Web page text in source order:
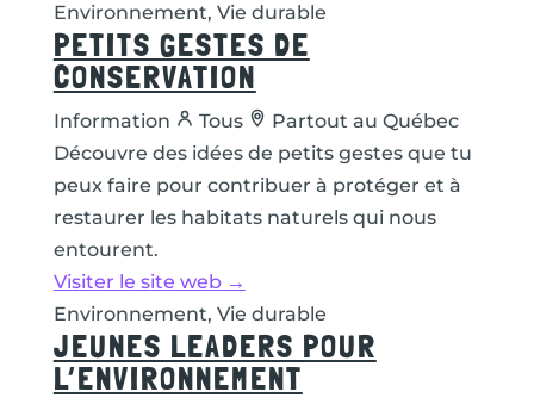
Environnement, Vie durable
PETITS GESTES DE
CONSERVATION
Information Tous
Partout au Québec
Découvre des idées de petits gestes que tu
peux faire pour contribuer à protéger et à
restaurer les habitats naturels qui nous
entourent.
Visiter le site web →
Environnement, Vie durable
JEUNES LEADERS POUR
L’ENVIRONNEMENT